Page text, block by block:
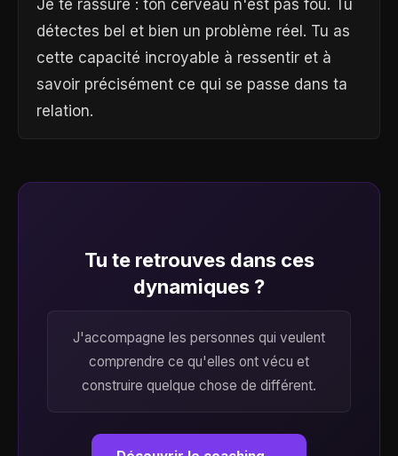
Je te rassure : ton cerveau n'est pas fou. Tu
détectes bel et bien un problème réel. Tu as
cette capacité incroyable à ressentir et à
savoir précisément ce qui se passe dans ta
relation.
Tu te retrouves dans ces
dynamiques ?
J'accompagne les personnes qui veulent
comprendre ce qu'elles ont vécu et
construire quelque chose de différent.